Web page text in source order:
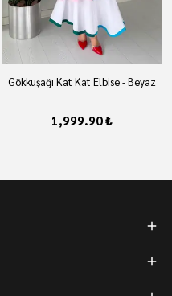
Gökkuşağı Kat Kat Elbise - Beyaz
1,999.90 ₺